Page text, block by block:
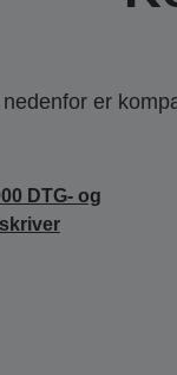
er
DTG- og